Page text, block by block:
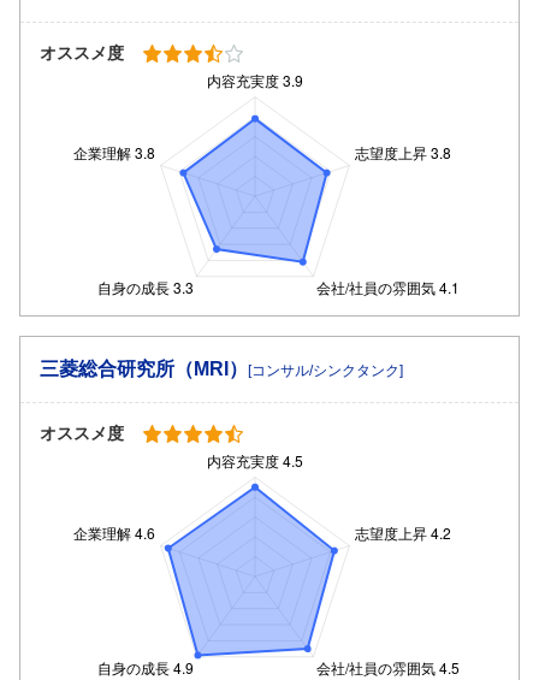
オススメ度
三菱総合研究所（MRI） [コンサル/シンクタンク]
オススメ度